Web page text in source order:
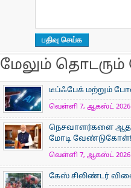
மேலும்
டீப்ஃபேக் மற்றும்
வெள்ளி 7, ஆகஸ்ட் 2026
நெசவாளர்களை
மோடி வேண்டுகோள்!
வெள்ளி 7, ஆகஸ்ட் 2026
கேஸ் சிலிண்டர்